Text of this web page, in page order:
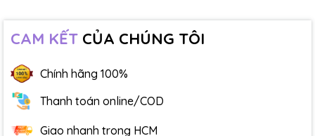
CAM KẾT CỦA CHÚNG TÔI
Chính hãng 100%
Thanh toán online/COD
Giao nhanh trong HCM